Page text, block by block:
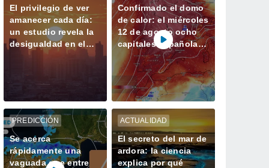
El privilegio de ver
amanecer cada día:
un estudio revela la
desigualdad en el
acceso a la luz
Confirmado el domo
de calor: el miércoles
12 de agosto ocho
capitales españolas
podrían alcanzar los
40 ºC
PREDICCIÓN
Se acerca
rápidamente una
vaguada que entre
ACTUALIDAD
El secreto del mar de
ardora: la ciencia
explica por qué